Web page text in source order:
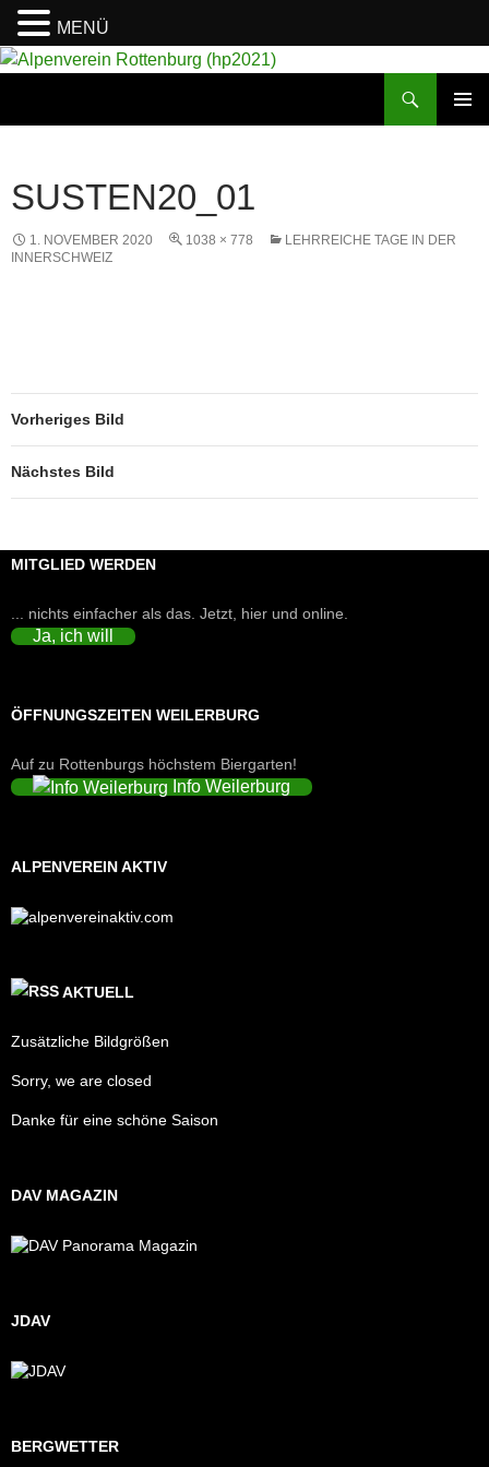
SUSTEN20_01
1. NOVEMBER 2020 1038 × 778
LEHRREICHE TAGE IN DER
INNERSCHWEIZ
Vorheriges Bild
Nächstes Bild
MITGLIED WERDEN
... nichts einfacher als das. Jetzt, hier und online.
Ja, ich will
ÖFFNUNGSZEITEN WEILERBURG
Auf zu Rottenburgs höchstem Biergarten!
Info Weilerburg
ALPENVEREIN AKTIV
AKTUELL
Zusätzliche Bildgrößen
Sorry, we are closed
Danke für eine schöne Saison
DAV MAGAZIN
JDAV
BERGWETTER
MENÜ